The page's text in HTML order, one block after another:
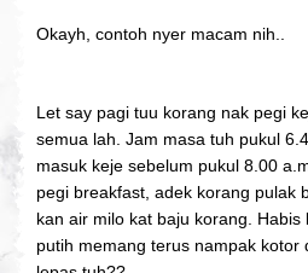
Okayh, contoh nyer macam nih..
Let say pagi tuu korang nak pegi
semua lah. Jam masa tuh pukul
masuk keje sebelum pukul 8.00
pegi breakfast, adek korang pulak
kan air milo kat baju korang.
putih memang terus nampak kotor